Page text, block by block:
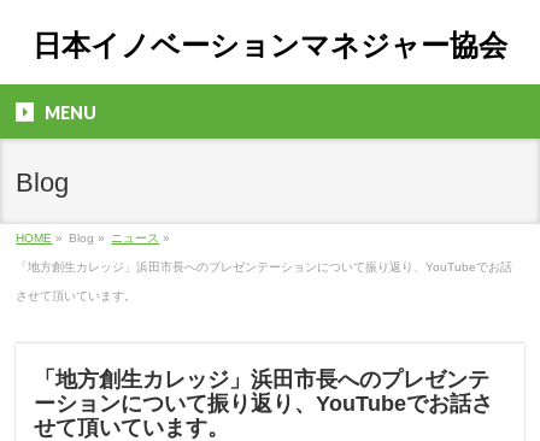
日本イノベーションマネジャー協会
MENU
Blog
HOME » Blog » ニュース »
「地方創生カレッジ」浜田市長へのプレゼンテーションについて振り返り、YouTubeでお話
させて頂いています。
「地方創生カレッジ」浜田市長へのプレゼンテ
ーションについて振り返り、YouTubeでお話さ
せて頂いています。